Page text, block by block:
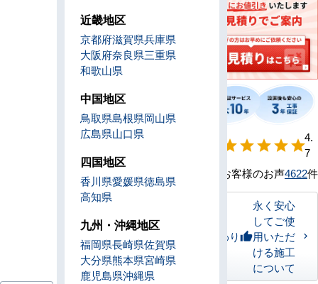
【形状別】満足
starstarstarstarstar
4.
7
お客様のお声4622件
私たちのこだわりthumb_up
永く安心
してご使
用いただ
ける施工
について
近畿地区
京都府滋賀県兵庫県
大阪府奈良県三重県
和歌山県
中国地区
鳥取県島根県岡山県
広島県山口県
四国地区
香川県愛媛県徳島県
高知県
九州・沖縄地区
福岡県長崎県佐賀県
大分県熊本県宮崎県
鹿児島県沖縄県